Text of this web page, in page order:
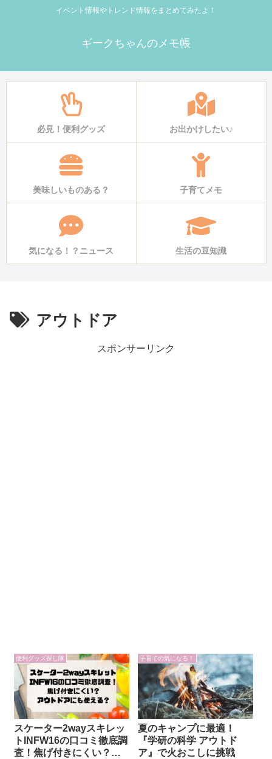
イベント情報やトレンド情報をまとめてみたよ！
ギークちゃんのメモ帳
必見！便利グッズ お出かけしたい♪
美味しいものある？ 子育てメモ
気になる！？ニュース 生活の豆知識
アウトドア
スポンサーリンク
便利グッズ探し隊
スケーター2wayスキレッ
トINFW16の口コミ徹底調
査！焦げ付きにくい？ア
子育ての気になる！
夏のキャンプに最適！
『学研の科学 アウトド
ア』で火おこしに挑戦